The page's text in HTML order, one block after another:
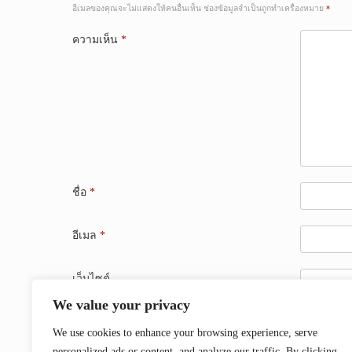
We value your privacy
We use cookies to enhance your browsing experience, serve
อีเมลของคุณจะไม่แสดงให้คนอื่นเห็น ช่องข้อมูลจำเป็นถูกทำเครื่องหมาย *
ความเห็น *
ชื่อ *
อีเมล *
เว็บไซต์
บันทึกชื่อ, อีเมล และชื่อเว็บไซต์ของฉันบนเบราว์เซอร์